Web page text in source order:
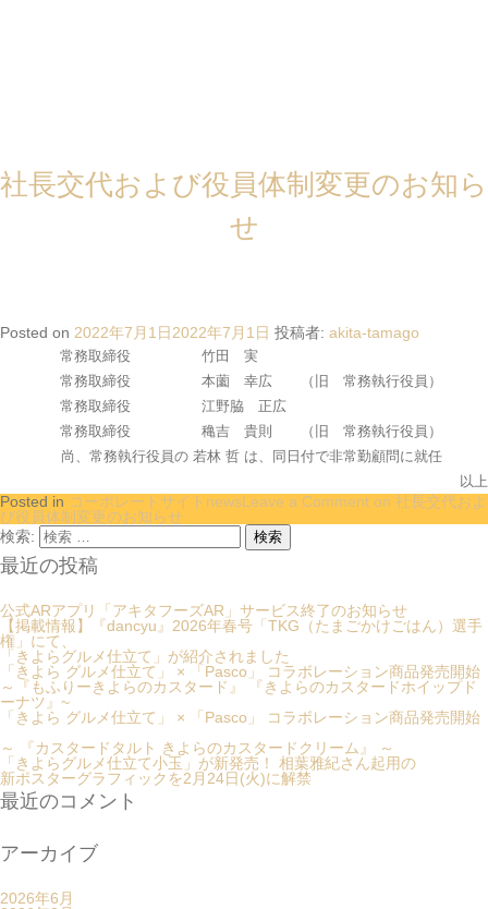
社長交代および役員体制変更のお知ら
せ
Posted on 2022年7月1日 2022年7月1日 投稿者: akita-tamago
長として、弊社グループをしっかりと牽引し、皆様のご期待に応えていく所
代表取締役社長 秋田 正吾 （旧 代表取締役専務）
常務取締役 竹田 実
常務取締役 本薗 幸広 （旧 常務執行役員）
常務取締役 江野脇 正広
常務取締役 穐吉 貴則 （旧 常務執行役員）
尚、常務執行役員の 若林 哲 は、同日付で非常勤顧問に就任
以上
Posted in コーポレートサイトnewsLeave a Comment on 社長交代およ
び役員体制変更のお知らせ
検索:
最近の投稿
公式ARアプリ「アキタフーズAR」サービス終了のお知らせ
【掲載情報】『dancyu』2026年春号「TKG（たまごかけごはん）選手
権」にて、
「きよらグルメ仕立て」が紹介されました
「きよら グルメ仕立て」 × 「Pasco」 コラボレーション商品発売開始
～『もふりーきよらのカスタード』 『きよらのカスタードホイップド
ーナツ』~
「きよら グルメ仕立て」 × 「Pasco」 コラボレーション商品発売開始
～ 『カスタードタルト きよらのカスタードクリーム』 ～
「きよらグルメ仕立て小玉」が新発売！ 相葉雅紀さん起用の
新ポスターグラフィックを2月24日(火)に解禁
最近のコメント
アーカイブ
2026年6月